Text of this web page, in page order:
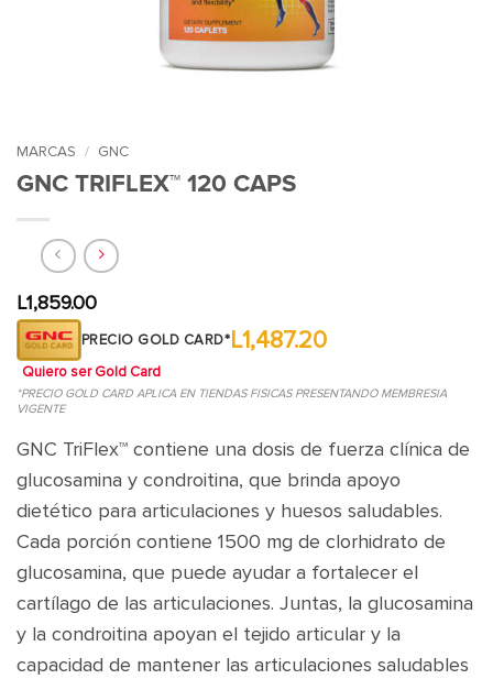
MARCAS / GNC
GNC TRIFLEX™ 120 CAPS
L1,859.00
PRECIO GOLD CARD*L1,487.20
Quiero ser Gold Card
*PRECIO GOLD CARD APLICA EN TIENDAS FISICAS PRESENTANDO MEMBRESIA
VIGENTE
GNC TriFlex™ contiene una dosis de fuerza clínica de
glucosamina y condroitina, que brinda apoyo
dietético para articulaciones y huesos saludables.
Cada porción contiene 1500 mg de clorhidrato de
glucosamina, que puede ayudar a fortalecer el
cartílago de las articulaciones. Juntas, la glucosamina
y la condroitina apoyan el tejido articular y la
capacidad de mantener las articulaciones saludables